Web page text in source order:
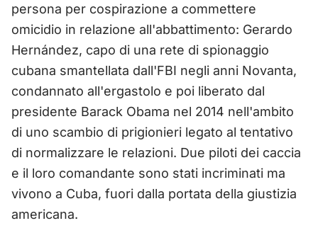
persona per cospirazione a commettere
omicidio in relazione all'abbattimento: Gerardo
Hernández, capo di una rete di spionaggio
cubana smantellata dall'FBI negli anni Novanta,
condannato all'ergastolo e poi liberato dal
presidente Barack Obama nel 2014 nell'ambito
di uno scambio di prigionieri legato al tentativo
di normalizzare le relazioni. Due piloti dei caccia
e il loro comandante sono stati incriminati ma
vivono a Cuba, fuori dalla portata della giustizia
americana.